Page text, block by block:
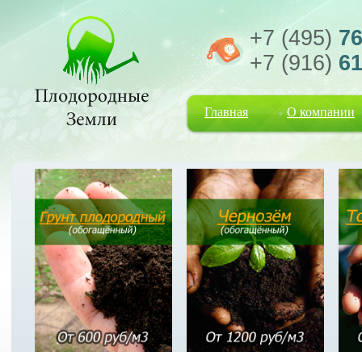
+7 (495)
+7 (916)
Главная О компании